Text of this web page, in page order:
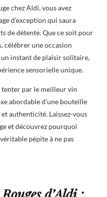
chez Aldi, vous avez
d’exception qui saura
de détente. Que ce soit pour
célébrer une occasion
instant de plaisir solitaire,
sensorielle unique.
tenter par le meilleur vin
abordable d’une bouteille
authenticité. Laissez-vous
et découvrez pourquoi
pépite à ne pas
d’Aldi :